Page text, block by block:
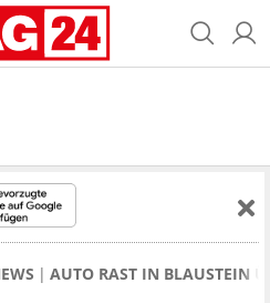
AUTO RAST IN BLAUSTEIN